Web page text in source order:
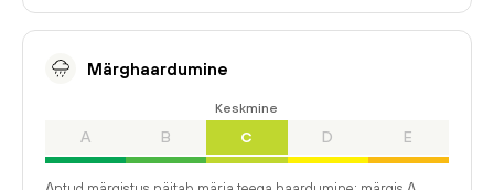
Märghaardumine
A B
Keskmine
C D E